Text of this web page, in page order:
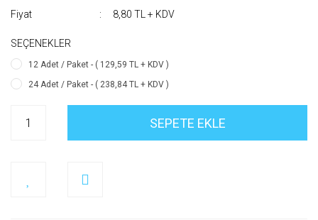
Fiyat
8,80 TL + KDV
SEÇENEKLER
12 Adet / Paket - ( 129,59 TL + KDV )
24 Adet / Paket - ( 238,84 TL + KDV )
SEPETE EKLE